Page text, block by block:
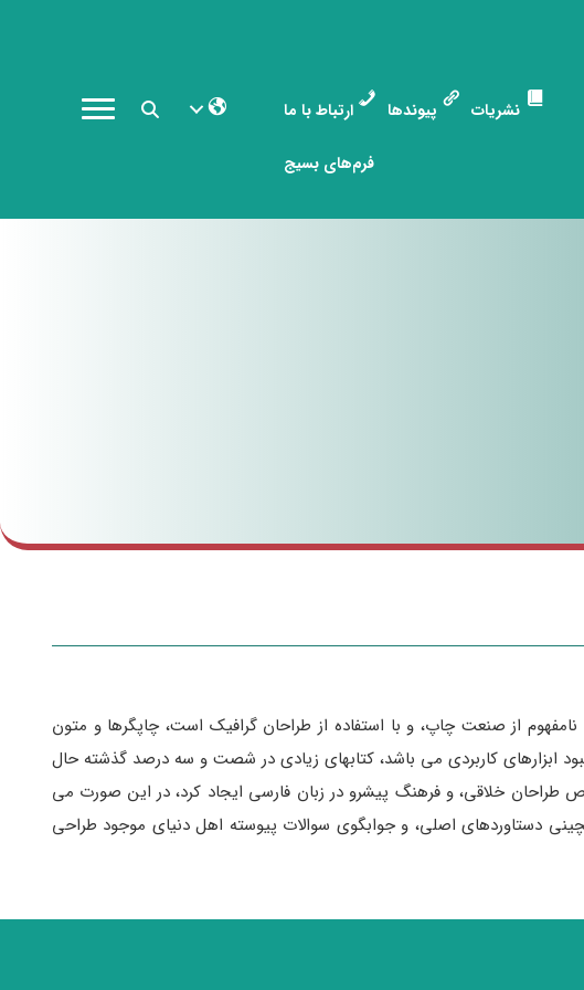
نشریات پیوندها ارتباط با ما
فرم‌های بسیج
از صنعت چاپ، و با استفاده از طراحان گرافیک است، چاپگرها و متون
ابزارهای کاربردی می باشد، کتابهای زیادی در شصت و سه درصد گذشته حال
طراحان خلاقی، و فرهنگ پیشرو در زبان فارسی ایجاد کرد، در این صورت می
دستاوردهای اصلی، و جوابگوی سوالات پیوسته اهل دنیای موجود طراحی